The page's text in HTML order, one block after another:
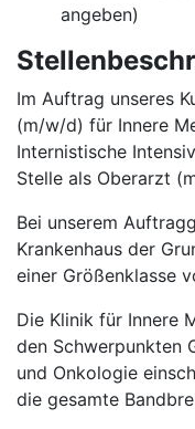
angeben)
Im Auftrag unseres
(m/w/d) für Innere
Internistische
Stelle als Oberarzt
Bei unserem
Krankenhaus der
einer Größenklasse
Die Klinik für Innere
den Schwerpunkten
und Onkologie
die gesamte